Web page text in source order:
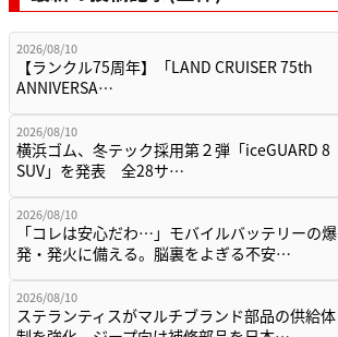
2026/08/10
【ランクル75周年】「LAND CRUISER 75th
ANNIVERSA…
2026/08/10
横浜ゴム、冬テック採用第２弾「iceGUARD 8
SUV」を発表 全28サ…
2026/08/10
「コレは安心だわ…」モバイルバッテリーの爆
発・発火に備える。脳裏をよぎる不安…
2026/08/10
ステランティスがマルチブランド部品の供給体